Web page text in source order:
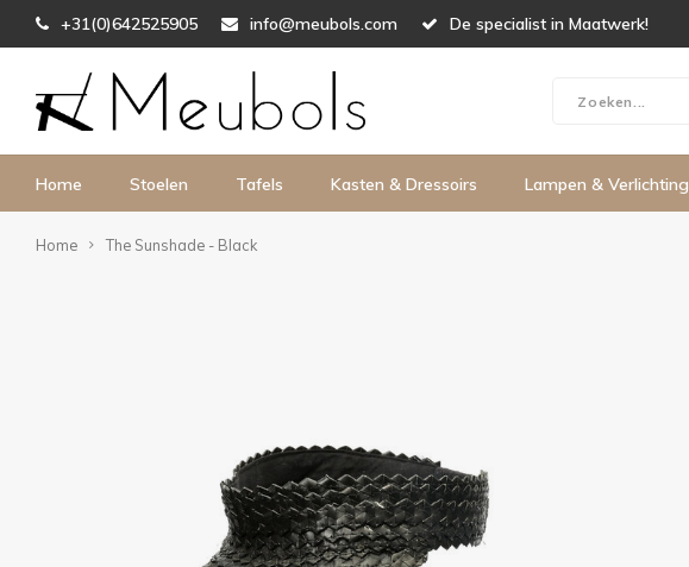
+31(0)642525905 info@meubols.com De specialist in Maatwerk!
Home Stoelen Tafels Kasten & Dressoirs Lampen & Verlichting
Home The Sunshade - Black